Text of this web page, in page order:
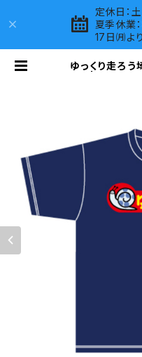
定休日：土
夏季休業
17日㈪よ
ゆっくり走ろう